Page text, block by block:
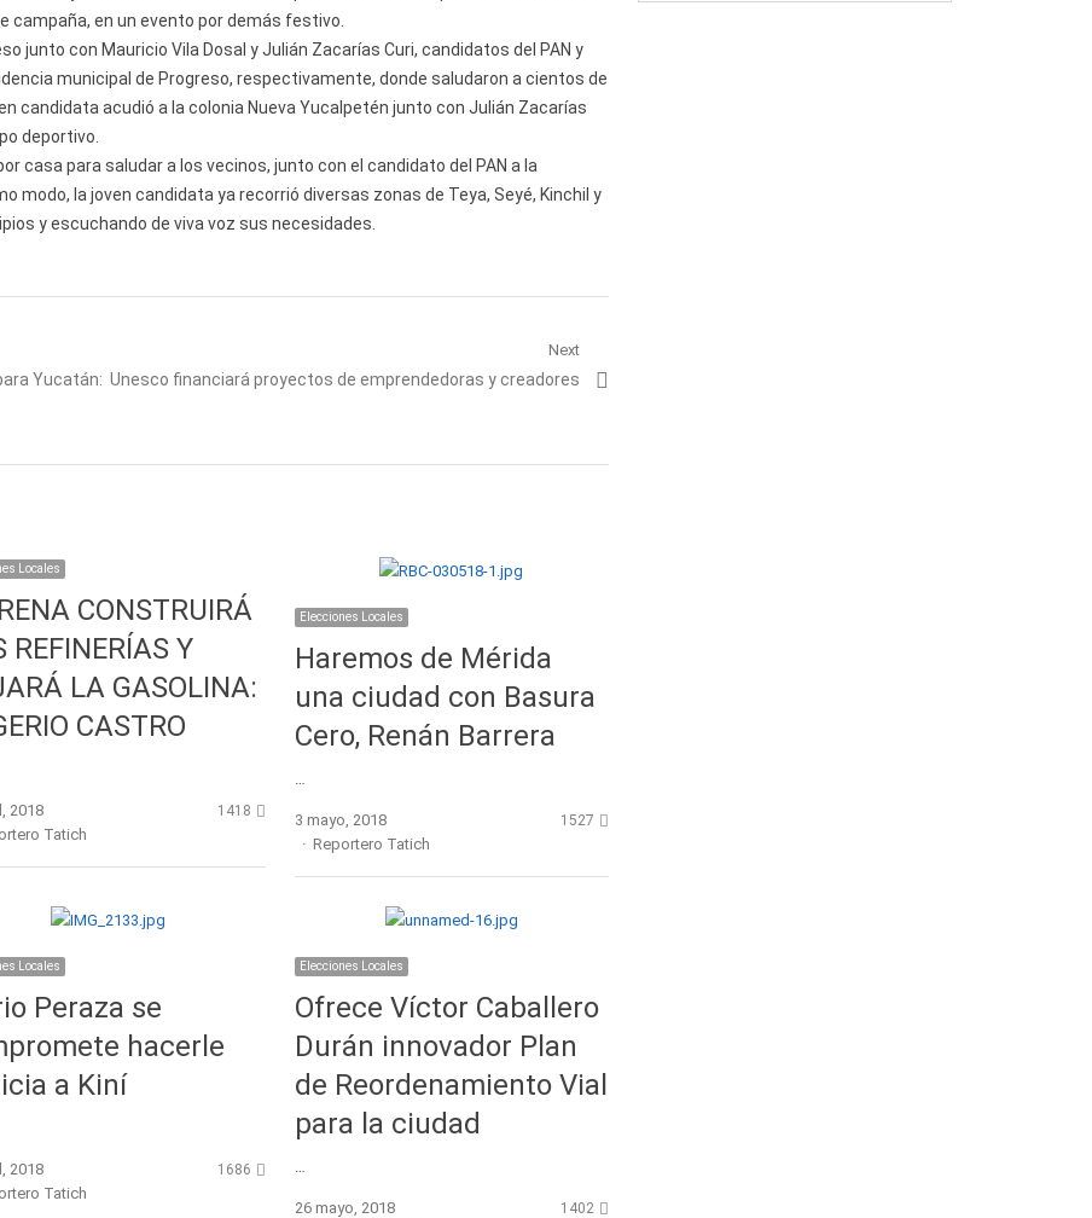
campaña, en un evento por demás festivo.
junto con Mauricio Vila Dosal y Julián Zacarías Curi, candidatos del PAN y
municipal de Progreso, respectivamente, donde saludaron a cientos de
candidata acudió a la colonia Nueva Yucalpetén junto con Julián Zacarías
deportivo.
casa para saludar a los vecinos, junto con el candidato del PAN a la
modo, la joven candidata ya recorrió diversas zonas de Teya, Seyé, Kinchil y
y escuchando de viva voz sus necesidades.
Yucatán:
Next
Next
Unesco financiará proyectos de emprendedoras y creadores
Locales
CONSTRUIRÁ
REFINERÍAS Y
LA GASOLINA:
CASTRO
2018
Tatich
1418
Elecciones Locales
Haremos de Mérida
una ciudad con Basura
Cero, Renán Barrera
3 mayo, 2018
Author
Reportero Tatich
1527
Locales
Peraza se
hacerle
a Kiní
2018
Tatich
1686
Elecciones Locales
Ofrece Víctor Caballero
Durán innovador Plan
de Reordenamiento Vial
para la ciudad
26 mayo, 2018
1402